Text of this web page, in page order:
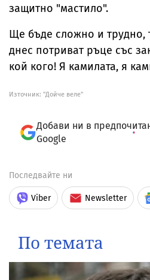
защитно "мастило".
Ще бъде сложно и трудно,
днес потриват ръце със
кой кого! Я камилата, я
Източник: "Дойче веле"
Добави ни в
Google
Последвайте ни
Viber Newsletter
По темата